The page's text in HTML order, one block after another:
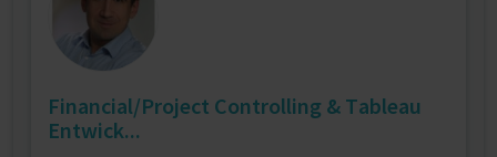
Financial/Project Controlling & Tableau
Entwick...